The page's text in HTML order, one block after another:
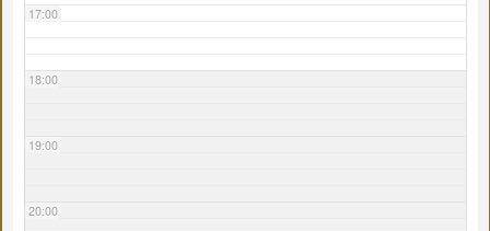
17:00
18:00
19:00
20:00